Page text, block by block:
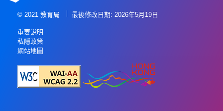
© 2021 教育局 最後修改日期: 2026年5月19日
重要說明
私隱政策
網站地圖